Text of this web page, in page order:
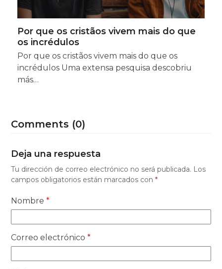
Por que os cristãos vivem mais do que
os incrédulos
Por que os cristãos vivem mais do que os
incrédulos Uma extensa pesquisa descobriu
más…
Comments (0)
Deja una respuesta
Tu dirección de correo electrónico no será publicada. Los
campos obligatorios están marcados con*
Nombre*
Correo electrónico*